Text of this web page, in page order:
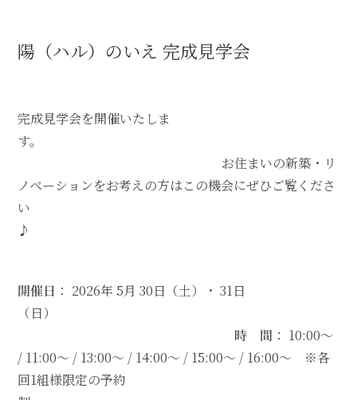
陽（ハル）のいえ 完成見学会
完成見学会を開催いたしま
す。
お住まいの新築・リ
ノベーションをお考えの方はこの機会にぜひご覧くださ
い
♪
開催日 ： 2026年 5月 30日（土）・ 31日
（日）
時 間 ： 10:00～
/ 11:00～ / 13:00～ / 14:00～ / 15:00～ / 16:00～ ※各
回1組様限定の予約